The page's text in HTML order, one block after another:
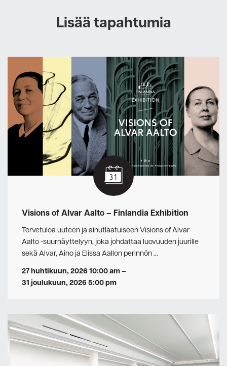
Lisää tapahtumia
Visions of Alvar Aalto – Finlandia Exhibition
Tervetuloa uuteen ja ainutlaatuiseen Visions of Alvar
Aalto -suurnäyttelyyn, joka johdattaa luovuuden juurille
sekä Alvar, Aino ja Elissa Aallon perinnön …
27 huhtikuun, 2026 10:00 am–
31 joulukuun, 2026 5:00 pm